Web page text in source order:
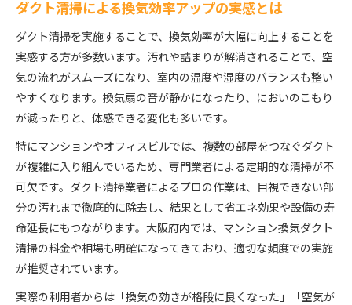
ダクト清掃による換気効率アップの実感とは
ダクト清掃を実施することで、換気効率が大幅に向上することを
実感する方が多数います。汚れや詰まりが解消されることで、空
気の流れがスムーズになり、室内の温度や湿度のバランスも整い
やすくなります。換気扇の音が静かになったり、においのこもり
が減ったりと、体感できる変化も多いです。
特にマンションやオフィスビルでは、複数の部屋をつなぐダクト
が複雑に入り組んでいるため、専門業者による定期的な清掃が不
可欠です。ダクト清掃業者によるプロの作業は、目視できない部
分の汚れまで徹底的に除去し、結果として省エネ効果や設備の寿
命延長にもつながります。大阪府内では、マンション換気ダクト
清掃の料金や相場も明確になってきており、適切な頻度での実施
が推奨されています。
実際の利用者からは「換気の効きが格段に良くなった」「空気が